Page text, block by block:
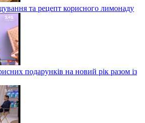
та рецепт корисного лимонаду
подарунків на новий рік разом із